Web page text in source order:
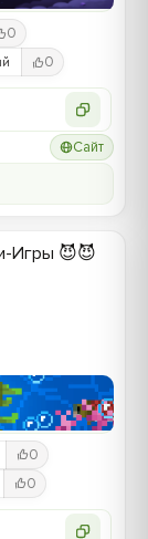
0
0
Сайт
Игры 😈😈
0
0